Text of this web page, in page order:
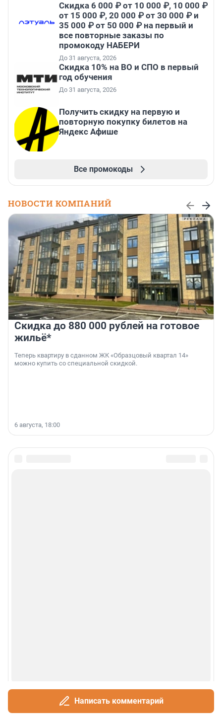
Скидка 6 000 ₽ от 10 000 ₽, 10 000 ₽
от 15 000 ₽, 20 000 ₽ от 30 000 ₽ и
35 000 ₽ от 50 000 ₽ на первый и
все повторные заказы по
промокоду НАБЕРИ
До 31 августа, 2026
Скидка 10% на ВО и СПО в первый
год обучения
До 31 августа, 2026
Получить скидку на первую и
повторную покупку билетов на
Яндекс Афише
Все промокоды
НОВОСТИ КОМПАНИЙ
Скидка до 880 000 рублей на готовое
жильё*
Теперь квартиру в сданном ЖК «Образцовый квартал 14»
можно купить со специальной скидкой.
6 августа, 18:00
Написать комментарий